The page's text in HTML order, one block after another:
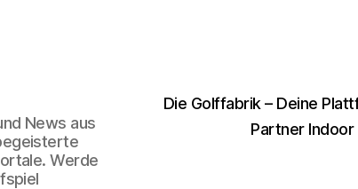
News aus
Werde
Die Golffabrik – Deine
Partner